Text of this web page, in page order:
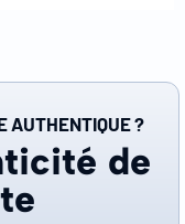
AUTHENTIQUE ?
de